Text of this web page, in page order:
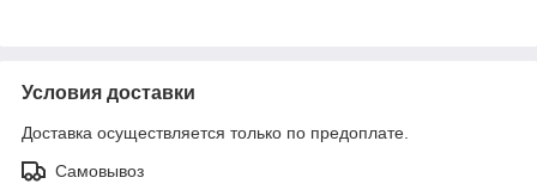
Условия доставки
Доставка осуществляется только по предоплате.
Самовывоз